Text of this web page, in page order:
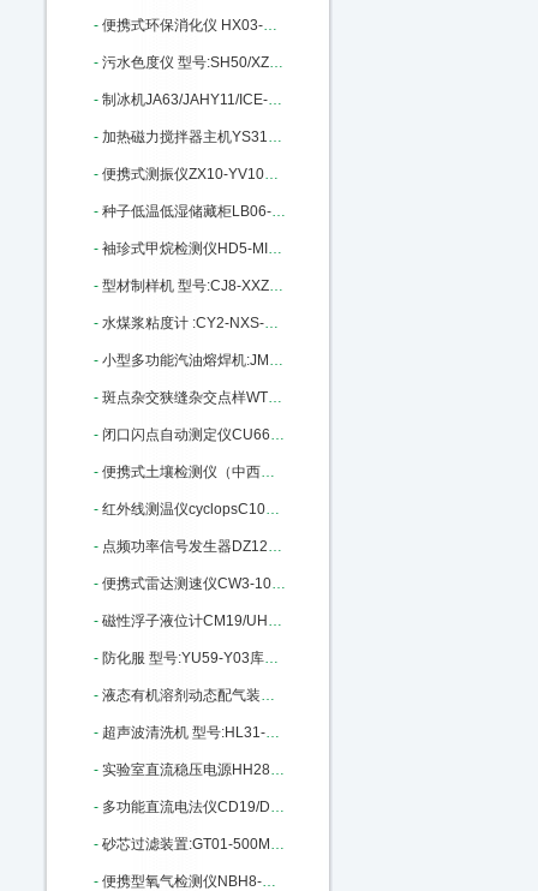
- 便携式环保消化仪 HX03-YN-XH库号：M396591
- 污水色度仪 型号:SH50/XZ-WS库号：M401152
- 制冰机JA63/JAHY11/ICE-1405FA：M401648
- 加热磁力搅拌器主机YS31-RHBASIC2：M402029
- 便携式测振仪ZX10-YV100库号：M404291
- 种子低温低湿储藏柜LB06-DWS-450：M404341
- 袖珍式甲烷检测仪HD5-MINI-CH4：M405297
- 型材制样机 型号:CJ8-XXZ-II库号：M379550
- 水煤浆粘度计 :CY2-NXS-4C库号：M385948
- 小型多功能汽油熔焊机:JM26/HD：M391397
- 斑点杂交狭缝杂交点样WT32-SB-10：M405201
- 闭口闪点自动测定仪CU66-RJ261A ：M19838
- 便携式土壤检测仪（中西器材） 型号:M20207库号：M20207
- 红外线测温仪cyclopsC100L-LAND：M141922
- 点频功率信号发生器DZ12-ZN1180L M183917
- 便携式雷达测速仪CW3-101911库号：M296191
- 磁性浮子液位计CM19/UHZ68-CF04：M402690
- 防化服 型号:YU59-Y03库号：M404106
- 液态有机溶剂动态配气装置 MF-3D：M405664
- 超声波清洗机 型号:HL31-25T库号：M405665
- 实验室直流稳压电源HH28-HY3003D-3 M140915
- 多功能直流电法仪CD19/DZD-6A库号：M201850
- 砂芯过滤装置:GT01-500ML库号：M215978
- 便携型氧气检测仪NBH8-O2库号：M289343